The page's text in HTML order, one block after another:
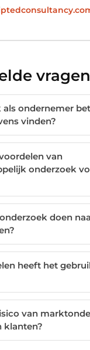
vragen
als ondernemer
vinden?
van
onderzoek
doen
heeft het
van
klanten?